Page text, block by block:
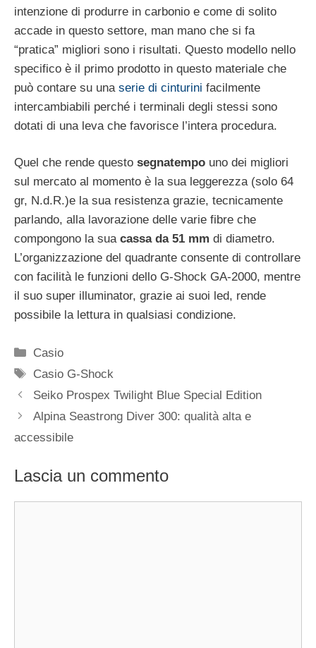
intenzione di produrre in carbonio e come di solito
accade in questo settore, man mano che si fa
“pratica” migliori sono i risultati. Questo modello nello
specifico è il primo prodotto in questo materiale che
può contare su una serie di cinturini facilmente
intercambiabili perché i terminali degli stessi sono
dotati di una leva che favorisce l’intera procedura.
Quel che rende questo segnatempo uno dei migliori
sul mercato al momento è la sua leggerezza (solo 64
gr, N.d.R.)e la sua resistenza grazie, tecnicamente
parlando, alla lavorazione delle varie fibre che
compongono la sua cassa da 51 mm di diametro.
L’organizzazione del quadrante consente di controllare
con facilità le funzioni dello G-Shock GA-2000, mentre
il suo super illuminator, grazie ai suoi led, rende
possibile la lettura in qualsiasi condizione.
Categorie
Casio
Tag
Casio G-Shock
Navigazione
articolo
Seiko Prospex Twilight Blue Special Edition
Alpina Seastrong Diver 300: qualità alta e
accessibile
Lascia un commento